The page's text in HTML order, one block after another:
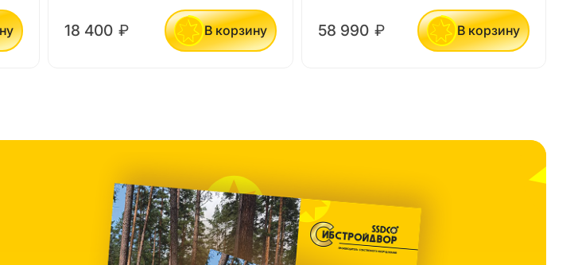
18 400 ₽ В корзину 58 990 ₽ В корзину